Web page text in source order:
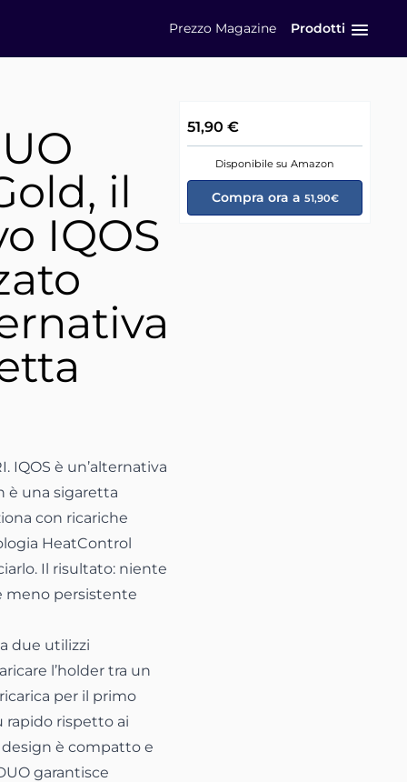
Prezzo Magazine Prodotti
il
IQOS
IQOS è un’alternativa
è una sigaretta
con ricariche
HeatControl
Il risultato: niente
meno persistente
due utilizzi
l’holder tra un
per il primo
rapido rispetto ai
è compatto e
garantisce
51,90 €
Disponibile su Amazon
Compra ora a 51,90€